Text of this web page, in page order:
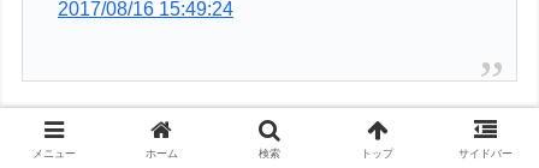
2017/08/16 15:49:24
S.H.フィギュアーツ ワンダーウーマン
(JUSTICE LEAGUE) 約150mm
メニュー ホーム 検索 トップ サイドバー